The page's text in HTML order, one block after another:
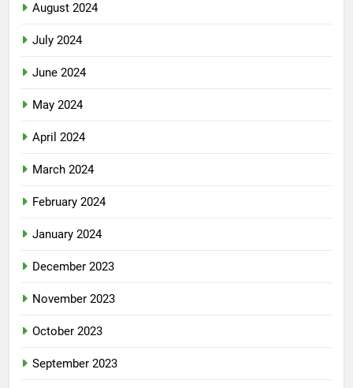
August 2024
July 2024
June 2024
May 2024
April 2024
March 2024
February 2024
January 2024
December 2023
November 2023
October 2023
September 2023